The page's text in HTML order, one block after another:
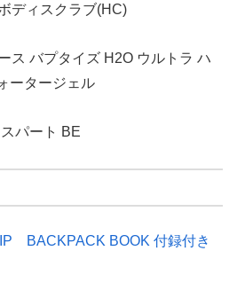
ディスクラブ(HC)
ス バプタイズ H2O ウルトラ ハ
ータージェル
パート BE
BACKPACK BOOK 付録付き